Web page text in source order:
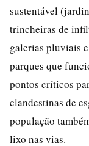
sustentável
trincheiras de
galerias pluviais
parques que
pontos críticos
clandestinas de
população
lixo nas vias.